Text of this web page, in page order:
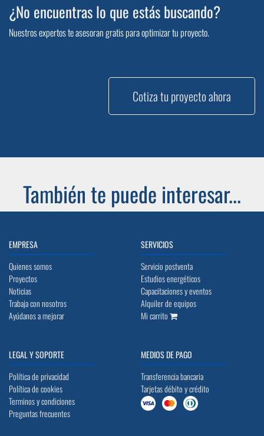
¿No encuentras lo que estás buscando?
Nuestros expertos te asesoran gratis para optimizar tu proyecto.
Cotiza tu proyecto ahora
También te puede interesar...
EMPRESA
Quienes somos
Proyectos
Noticias
Trabaja con nosotros
Ayúdanos a mejorar
SERVICIOS
Servicio postventa
Estudios energéticos
Capacitaciones y eventos
Alquiler de equipos
Mi carrito
LEGAL Y SOPORTE
Política de privacidad
Política de cookies
Terminos y condiciones
Preguntas frecuentes
MEDIOS DE PAGO
Transferencia bancaria
Tarjetas débito y crédito